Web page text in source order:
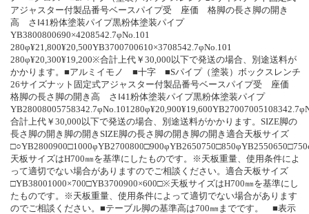
アジャスター付製品番号ベースパイプ受 座価 格脚の長さ脚の開き
高 さⅠ41粉体塗装パイプ黒粉体塗装パイプ
YB3800800690×4208542.7φNo.101
280φ¥21,800¥20,500YB3700700610×3708542.7φNo.101
280φ¥20,300¥19,200※合計上代￥30,000以下で発送の場合、別途送料が
かかります。■アルミイモノ ■十字 ■Sパイプ（塗装）ボックスレンチ
26サイズナット固定式アジャスター付製品番号ベースパイプ受 座価
格脚の長さ脚の開き高 さⅠ41粉体塗装パイプ黒粉体塗装パイプ
合計上代￥30,000以下で発送の場合、別途送料がかかります。SIZE脚の
長さ脚の開き脚の開きSIZE脚の長さ脚の開き脚の開き適合天板サイズ
天板サイズはH700㎜を基準にしたものです。※天板重量、使用条件によ
って適切でない場合がありますのでご相談ください。適合天板サイズ
□YB38001000×700□YB3700900×600□※天板サイズはH700㎜を基準にし
たものです。※天板重量、使用条件によって適切でない場合があります
のでご相談ください。■テーブル脚の基準高は700㎜までです。 ■表示